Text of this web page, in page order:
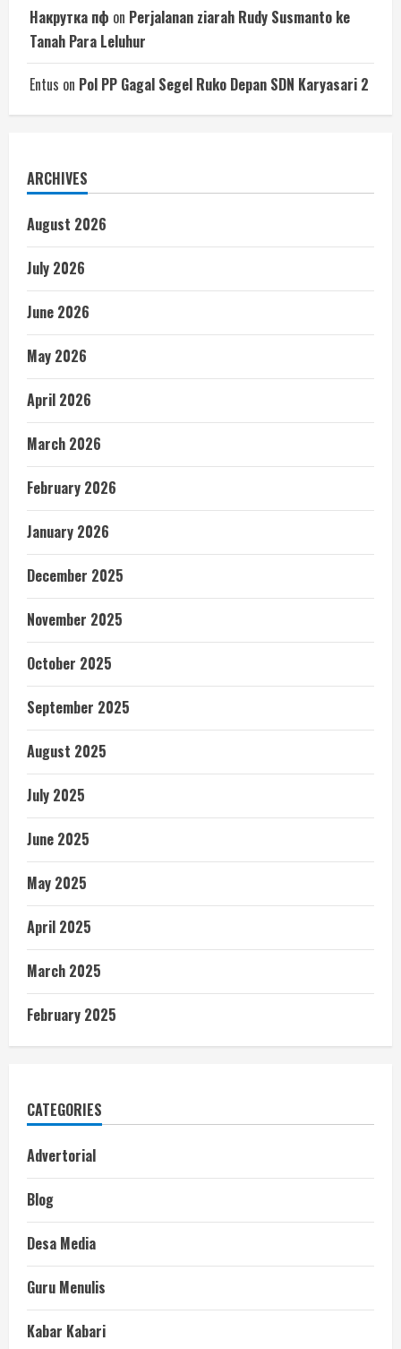
Накрутка пф on Perjalanan ziarah Rudy Susmanto ke
Tanah Para Leluhur
Entus on Pol PP Gagal Segel Ruko Depan SDN Karyasari 2
ARCHIVES
August 2026
July 2026
June 2026
May 2026
April 2026
March 2026
February 2026
January 2026
December 2025
November 2025
October 2025
September 2025
August 2025
July 2025
June 2025
May 2025
April 2025
March 2025
February 2025
CATEGORIES
Advertorial
Blog
Desa Media
Guru Menulis
Kabar Kabari